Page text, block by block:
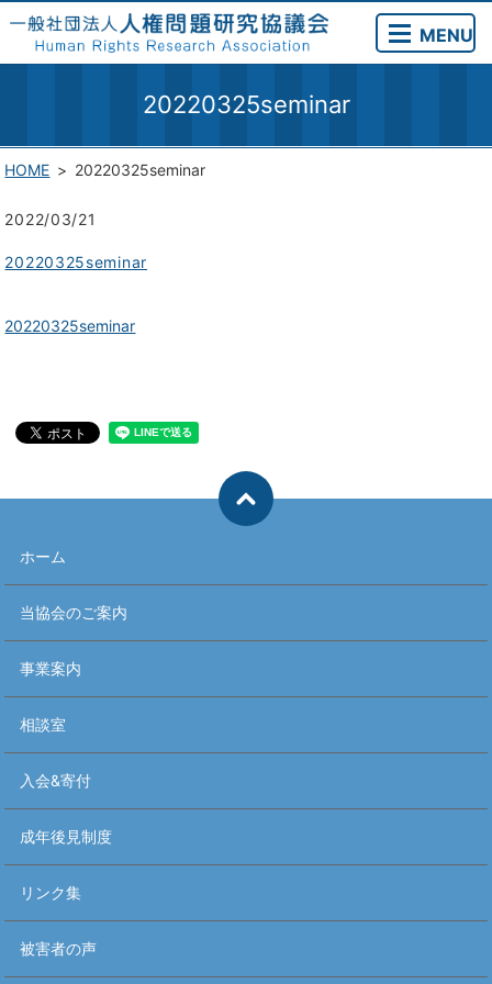
MENU
20220325seminar
HOME 20220325seminar
2022/03/21
20220325seminar
20220325seminar
ホーム
当協会のご案内
事業案内
相談室
入会&寄付
成年後見制度
リンク集
被害者の声